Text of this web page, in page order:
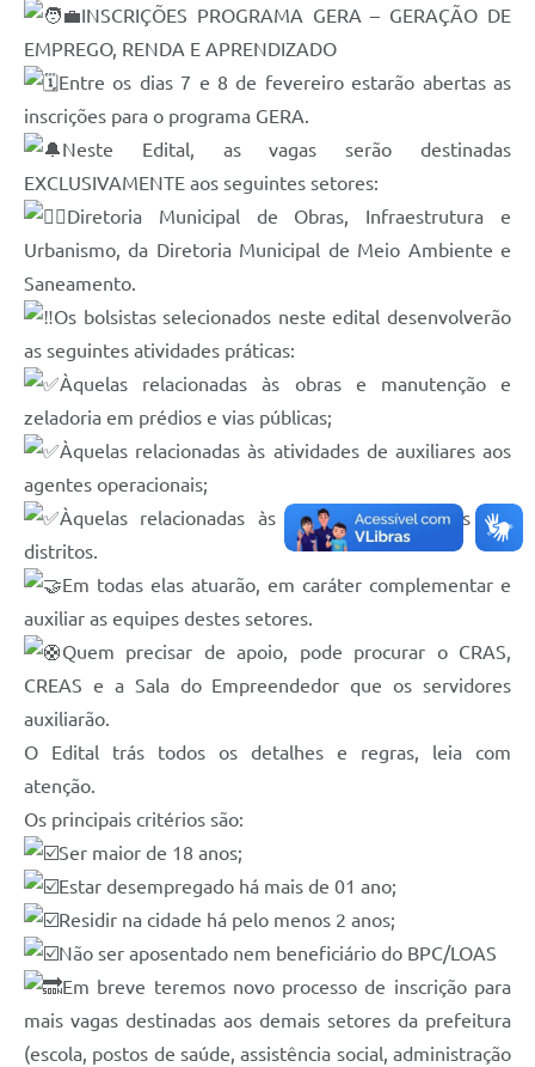
INSCRIÇÕES PROGRAMA GERA – GERAÇÃO DE
EMPREGO, RENDA E APRENDIZADO
Entre os dias 7 e 8 de fevereiro estarão abertas as
inscrições para o programa GERA.
Neste Edital, as vagas serão destinadas
EXCLUSIVAMENTE aos seguintes setores:
Diretoria Municipal de Obras, Infraestrutura e
Urbanismo, da Diretoria Municipal de Meio Ambiente e
Saneamento.
Os bolsistas selecionados neste edital desenvolverão
as seguintes atividades práticas:
Àquelas relacionadas às obras e manutenção e
zeladoria em prédios e vias públicas;
Àquelas relacionadas às atividades de auxiliares aos
agentes operacionais;
Àquelas relacionadas às atividades correlatas aos
distritos.
Em todas elas atuarão, em caráter complementar e
auxiliar as equipes destes setores.
Quem precisar de apoio, pode procurar o CRAS,
CREAS e a Sala do Empreendedor que os servidores
auxiliarão.
O Edital trás todos os detalhes e regras, leia com
atenção.
Os principais critérios são:
Ser maior de 18 anos;
Estar desempregado há mais de 01 ano;
Residir na cidade há pelo menos 2 anos;
Não ser aposentado nem beneficiário do BPC/LOAS
Em breve teremos novo processo de inscrição para
mais vagas destinadas aos demais setores da prefeitura
(escola, postos de saúde, assistência social, administração